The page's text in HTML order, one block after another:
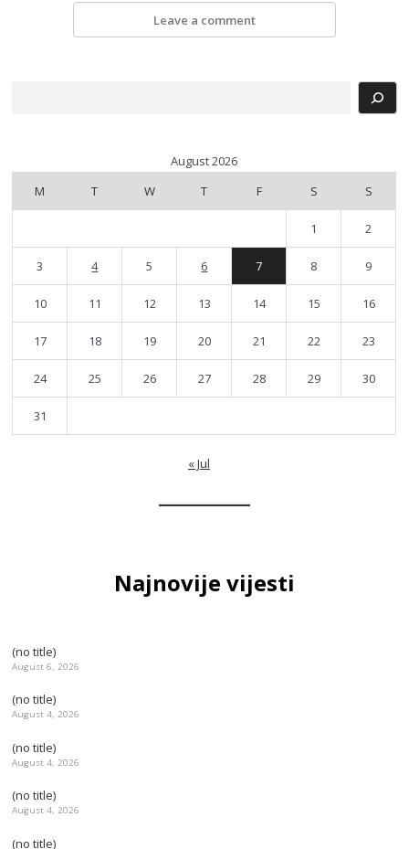
Leave a comment
August 2026
M
T W T F S S
1 2
3 4 5 6 7 8 9
10 11 12 13 14 15 16
17 18 19 20 21 22 23
24 25 26 27 28 29 30
31
« Jul
Najnovije vijesti
(no title)
August 6, 2026
(no title)
August 4, 2026
(no title)
August 4, 2026
(no title)
August 4, 2026
(no title)